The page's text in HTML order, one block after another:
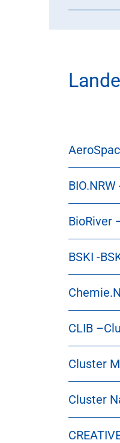
BioRiver
BSKI -
CLIB
Cluster
Cluster